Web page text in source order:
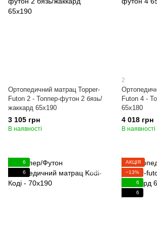
Ортопедичний матрац Topper-
Futon 2 - Топпер-футон 2 бязь/
жаккард 65x190
3 105 грн
В наявності
2
Futon 4 -
65x180
4 018 грн
В наявності
6
6
АКЦІЯ
−13%
6
6